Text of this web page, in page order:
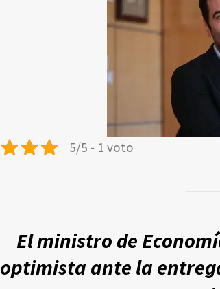
5/5 - 1 voto
El ministro de
optimista ante la